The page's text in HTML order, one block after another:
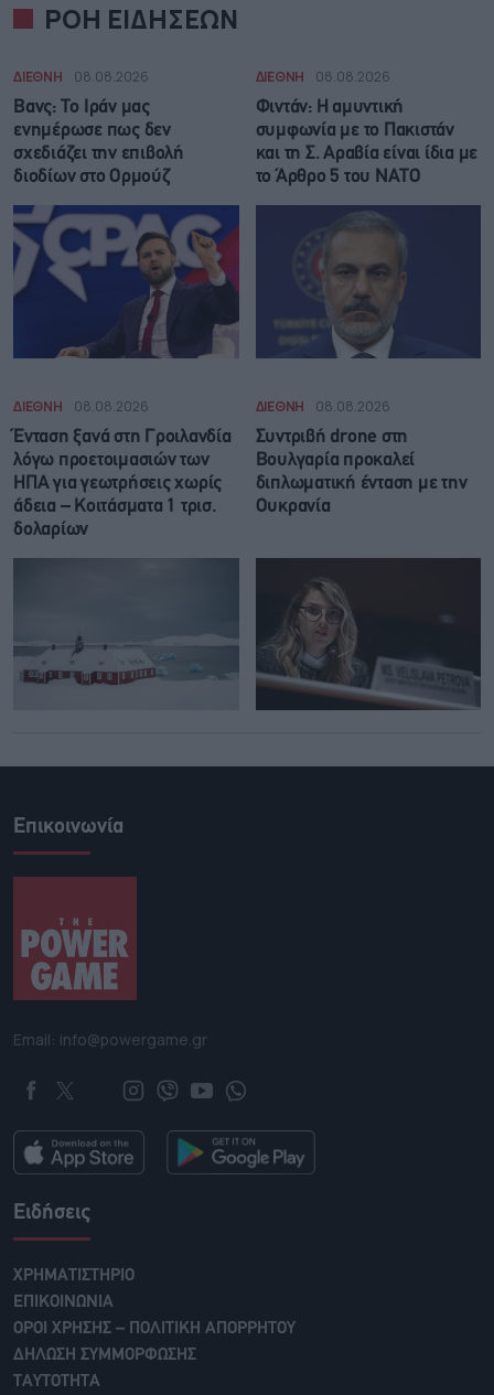
ΡΟΗ ΕΙΔΗΣΕΩΝ
ΔΙΕΘΝΗ 08.08.2026
Βανς: Το Ιράν μας
ενημέρωσε πως δεν
σχεδιάζει την επιβολή
διοδίων στο Ορμούζ
ΔΙΕΘΝΗ 08.08.2026
Φιντάν: Η αμυντική
συμφωνία με το Πακιστάν
και τη Σ. Αραβία είναι ίδια με
τo Άρθρο 5 του ΝΑΤΟ
ΔΙΕΘΝΗ 08.08.2026
Ένταση ξανά στη Γροιλανδία
λόγω προετοιμασιών των
ΗΠΑ για γεωτρήσεις χωρίς
άδεια – Κοιτάσματα 1 τρισ.
δολαρίων
ΔΙΕΘΝΗ 08.08.2026
Συντριβή drone στη
Βουλγαρία προκαλεί
διπλωματική ένταση με την
Ουκρανία
Επικοινωνία
Email: info@powergame.gr
Ειδήσεις
ΧΡΗΜΑΤΙΣΤΗΡΙΟ
ΕΠΙΚΟΙΝΩΝΙΑ
ΟΡΟΙ ΧΡΗΣΗΣ – ΠΟΛΙΤΙΚΗ ΑΠΟΡΡΗΤΟΥ
ΔΗΛΩΣΗ ΣΥΜΜΟΡΦΩΣΗΣ
ΤΑΥΤΟΤΗΤΑ